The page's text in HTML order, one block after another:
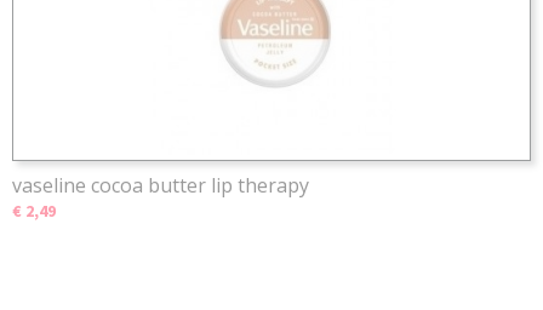
vaseline cocoa butter lip therapy
€ 2,49